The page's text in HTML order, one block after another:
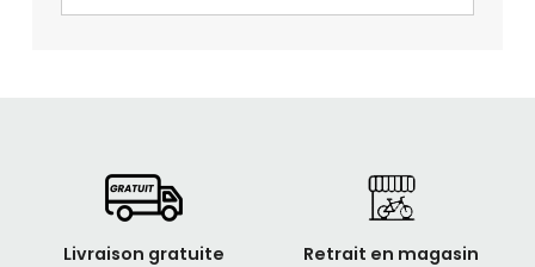
Livraison gratuite Retrait en magasin